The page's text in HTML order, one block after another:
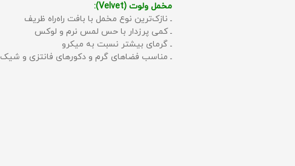
مخمل ولوت (Velvet):
ـ نازک‌ترین نوع مخمل با بافت راه‌راه ظریف
ـ کمی پرزدار با حس لمس نرم و لوکس
ـ گرمای بیشتر نسبت به میکرو
ـ مناسب فضاهای گرم و دکورهای فانتزی و شیک